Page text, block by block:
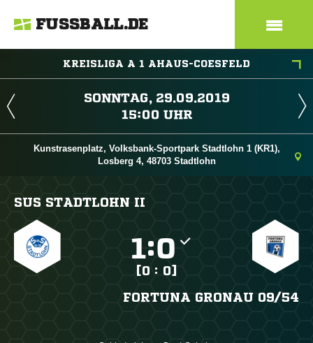
FUSSBALL.DE
KREISLIGA A 1 AHAUS-COESFELD
 
 
Kunstrasenplatz, Volksbank-Sportpark Stadtlohn 1 (KR1),
Losberg 4, 48703 Stadtlohn
SUS STADTLOHN II
:
[0 : 0]
FORTUNA GRONAU 09/​54